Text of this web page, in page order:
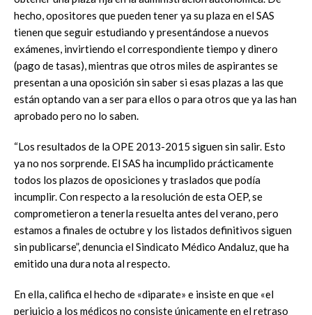
hecho, opositores que pueden tener ya su plaza en el SAS
tienen que seguir estudiando y presentándose a nuevos
exámenes, invirtiendo el correspondiente tiempo y dinero
(pago de tasas), mientras que otros miles de aspirantes se
presentan a una oposición sin saber si esas plazas a las que
están optando van a ser para ellos o para otros que ya las han
aprobado pero no lo saben.
“Los resultados de la OPE 2013-2015 siguen sin salir. Esto
ya no nos sorprende. El SAS ha incumplido prácticamente
todos los plazos de oposiciones y traslados que podía
incumplir. Con respecto a la resolución de esta OEP, se
comprometieron a tenerla resuelta antes del verano, pero
estamos a finales de octubre y los listados definitivos siguen
sin publicarse”, denuncia el Sindicato Médico Andaluz, que ha
emitido una dura nota al respecto.
En ella, califica el hecho de «diparate» e insiste en que «el
perjuicio a los médicos no consiste únicamente en el retraso